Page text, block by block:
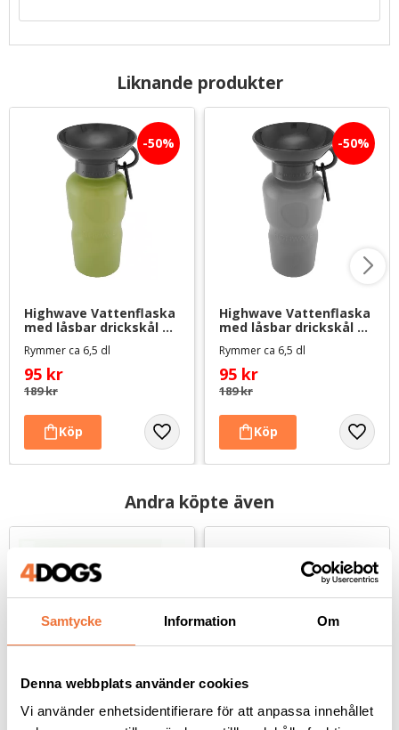
Samtycke Information Om
Denna webbplats använder cookies
Vi använder enhetsidentifierare för att anpassa innehållet
Liknande produkter
Highwave Vattenflaska
med låsbar drickskål
Rymmer ca 6,5 dl
95 kr
189kr
50%
Highwave Vattenflaska
med låsbar drickskål
Rymmer ca 6,5 dl
95 kr
189kr
50%
Andra köpte även